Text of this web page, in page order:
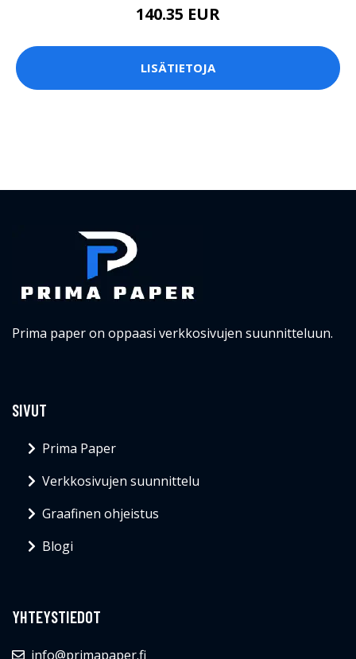
140.35 EUR
LISÄTIETOJA
Prima paper on oppaasi verkkosivujen suunnitteluun.
SIVUT
Prima Paper
Verkkosivujen suunnittelu
Graafinen ohjeistus
Blogi
YHTEYSTIEDOT
info@primapaper.fi